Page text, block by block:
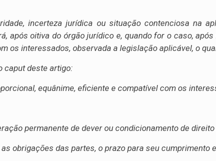
incerteza jurídica ou situação contenciosa na
após oitiva do órgão jurídico e, quando for o caso,
os interessados, observada a legislação aplicável, o
caput deste artigo:
equânime, eficiente e compatível com os
permanente de dever ou condicionamento de
obrigações das partes, o prazo para seu